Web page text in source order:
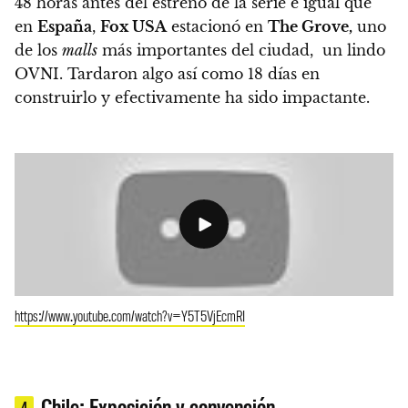
en España, Fox USA estacionó en The Grove, uno
de los malls más importantes del ciudad, un lindo
OVNI. Tardaron algo así como 18 días en
construirlo y efectivamente ha sido impactante.
https://www.youtube.com/watch?v=Y5T5VjEcmRI